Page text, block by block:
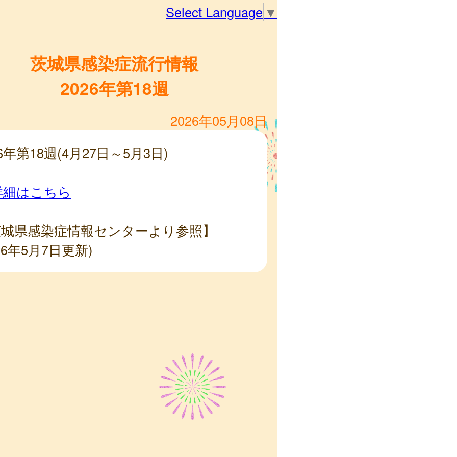
Select Language ▼
茨城県感染症流行情報
2026年第18週
2026年05月08日
第18週(4月27日～5月3日)
はこちら
県感染症情報センターより参照】
年5月7日更新)